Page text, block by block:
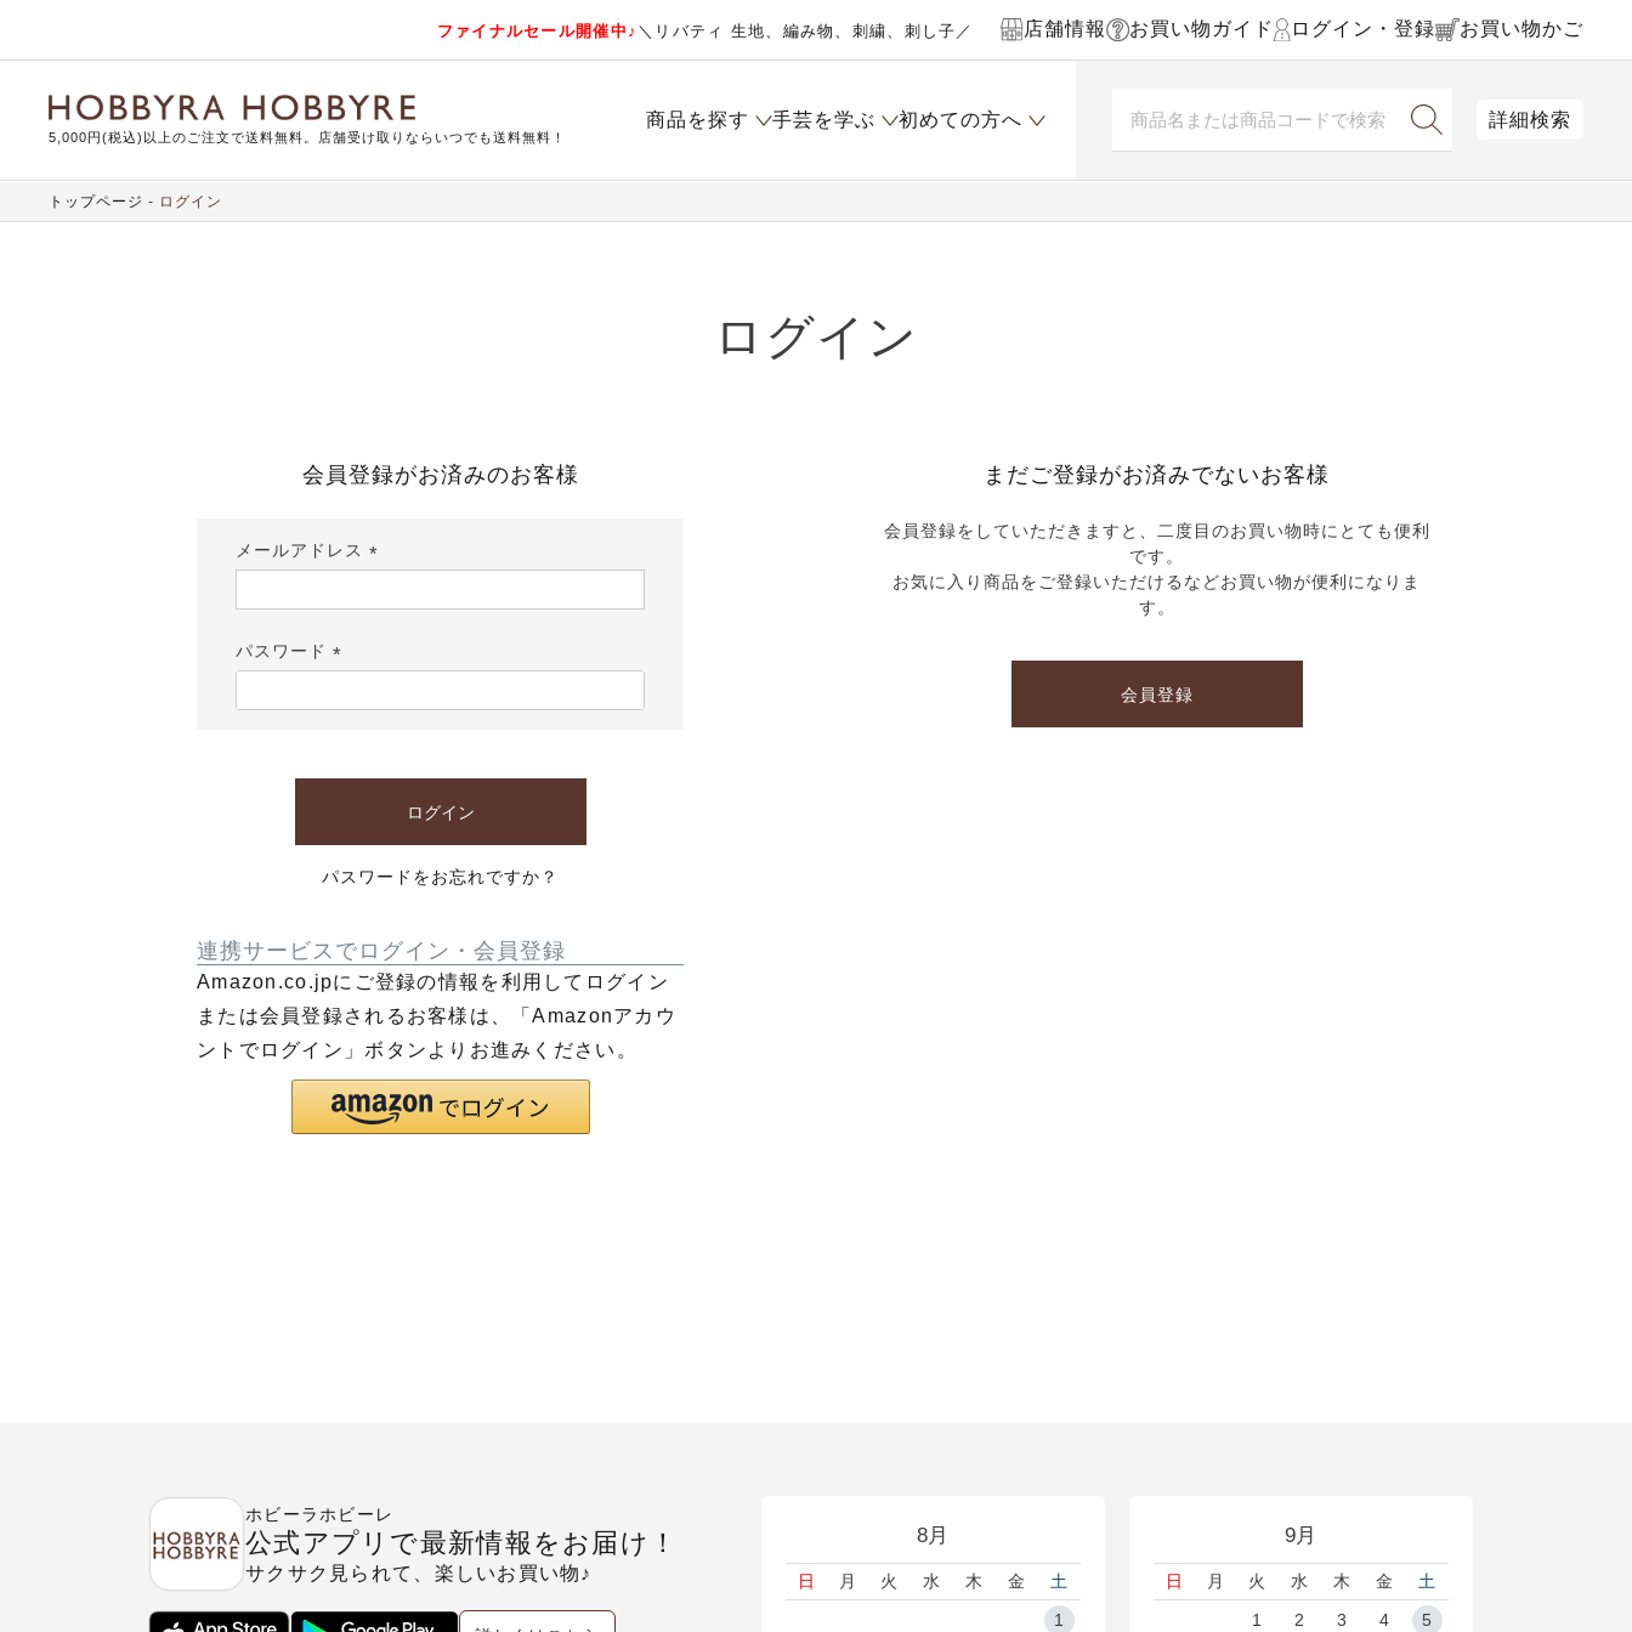
ファイナルセール開催中♪ ＼リバティ 生地、編み物、刺繍、刺し子／ 店舗情報 お買い物ガイド ログイン・登録 お買い物かご
5,000円(税込)以上のご注文で送料無料。店舗受け取りならいつでも送料無料！
商品を探す 手芸を学ぶ 初めての方へ 詳細検索
トップページ ログイン
ログイン
会員登録がお済みのお客様
メールアドレス
須)
パスワード
須)
ログイン
パスワードをお忘れですか？
連携サービスでログイン・会員登録
Amazon.co.jpにご登録の情報を利用してログイン
または会員登録されるお客様は、「Amazonアカウ
ントでログイン」ボタンよりお進みください。
まだご登録がお済みでないお客様
会員登録をしていただきますと、二度目のお買い物時にとても便利
です。
お気に入り商品をご登録いただけるなどお買い物が便利になりま
す。
会員登録
8月
日 月 火 水 木 金
土
1
9月
日 月 火 水 木 金
土
1
2 3 4 5
ホビーラホビーレ
公式アプリで最新情報をお届け！
サクサク見られて、楽しいお買い物♪